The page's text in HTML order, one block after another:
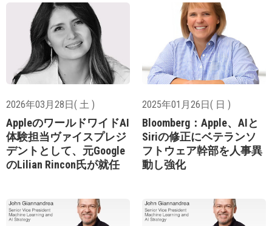
2026年03月28日( 土 )
AppleのワールドワイドAI
体験担当ヴァイスプレジ
デントとして、元Google
のLilian Rincon氏が就任
2025年01月26日( 日 )
Bloomberg：Apple、AIと
Siriの修正にベテランソ
フトウェア幹部を人事異
動し強化